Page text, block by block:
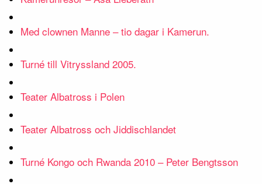
Med clownen Manne – tio dagar i Kamerun.
Turné till Vitryssland 2005.
Teater Albatross i Polen
Teater Albatross och Jiddischlandet
Turné Kongo och Rwanda 2010 – Peter Bengtsson